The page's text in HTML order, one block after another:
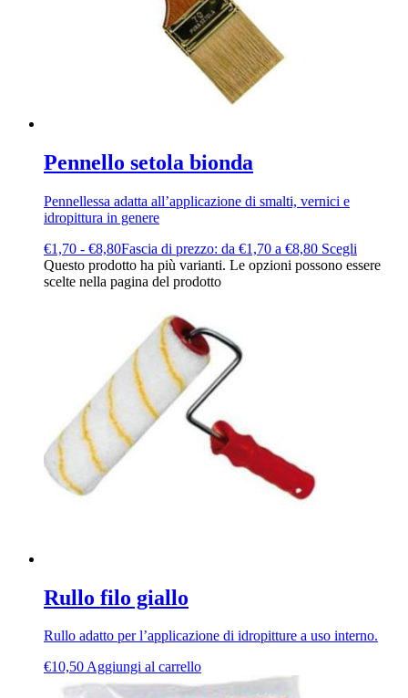
Pennello setola bionda
Pennellessa adatta all’applicazione di smalti, vernici e
idropittura in genere
€1,70 - €8,80Fascia di prezzo: da €1,70 a €8,80 Scegli
Questo prodotto ha più varianti. Le opzioni possono essere
scelte nella pagina del prodotto
Rullo filo giallo
Rullo adatto per l’applicazione di idropitture a uso interno.
€10,50Aggiungi al carrello